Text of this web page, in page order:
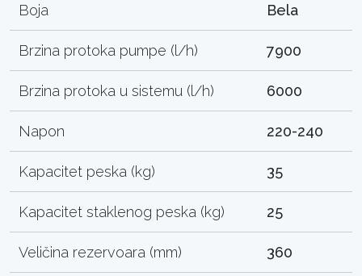
Boja Bela
Brzina protoka pumpe (l/h) 7900
Brzina protoka u sistemu (l/h) 6000
Napon 220-240
Kapacitet peska (kg) 35
Kapacitet staklenog peska (kg) 25
Veličina rezervoara (mm) 360